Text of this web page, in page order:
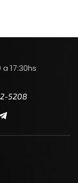
a 17:30hs
5208